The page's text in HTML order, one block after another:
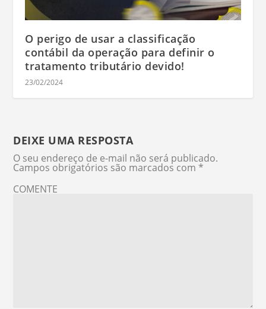
O perigo de usar a classificação
contábil da operação para definir o
tratamento tributário devido!
23/02/2024
DEIXE UMA RESPOSTA
O seu endereço de e-mail não será publicado.
Campos obrigatórios são marcados com *
COMENTE